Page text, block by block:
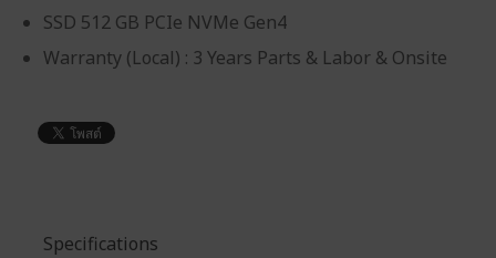
SSD 512 GB PCIe NVMe Gen4
Warranty (Local) : 3 Years Parts & Labor & Onsite
Specifications